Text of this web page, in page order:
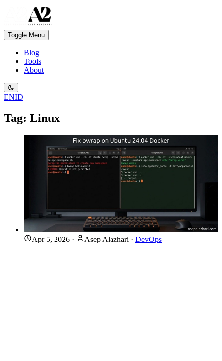
Toggle Menu
Blog
Tools
About
ENID
Tag: Linux
Apr 5, 2026 · Asep Alazhari · DevOps